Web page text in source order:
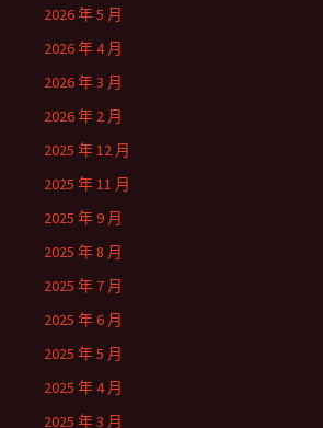
2026 年 5 月
2026 年 4 月
2026 年 3 月
2026 年 2 月
2025 年 12 月
2025 年 11 月
2025 年 9 月
2025 年 8 月
2025 年 7 月
2025 年 6 月
2025 年 5 月
2025 年 4 月
2025 年 3 月